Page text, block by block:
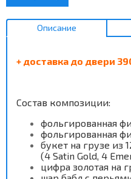
Описание
+ доставка до двери
Состав композиции:
фольгированная
фольгированная
букет на грузе из
(4 Satin Gold, 4
цифра золотая на